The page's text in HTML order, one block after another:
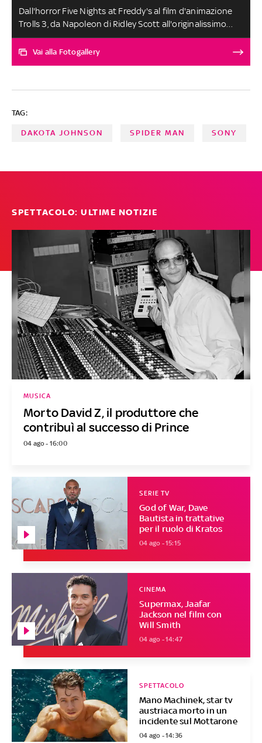
Dall'horror Five Nights at Freddy's al film d'animazione
Trolls 3, da Napoleon di Ridley Scott all'originalissimo
Dream Scenario con Nicolas Cage, ecco i film da vedere al
cinema a novembre 2023
Vai alla Fotogallery
TAG:
DAKOTA JOHNSON SPIDER MAN SONY
SPETTACOLO: ULTIME NOTIZIE
Morto David Z, il produttore che
contribuì al successo di Prince
MUSICA
04 ago - 16:00
God of War, Dave
Bautista in trattative
per il ruolo di Kratos
SERIE TV
04 ago - 15:15
Supermax, Jaafar
Jackson nel film con
Will Smith
CINEMA
04 ago - 14:47
Mano Machinek, star tv
austriaca morto in un
incidente sul Mottarone
SPETTACOLO
04 ago - 14:36